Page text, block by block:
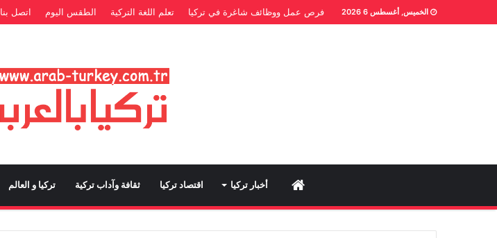
الخميس, أغسطس 6 2026 فرص عمل ووظائف شاغرة في تركيا تعلم اللغة التركية الطقس اليوم اتصل بنا
Home أخبار تركيا اقتصاد تركيا ثقافة وآداب تركية تركيا و العالم